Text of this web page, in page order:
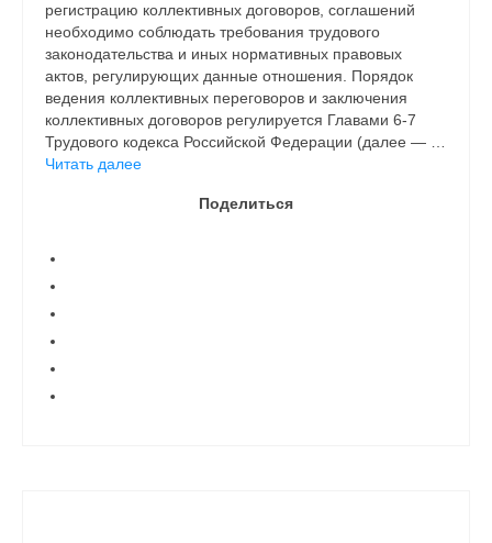
регистрацию коллективных договоров, соглашений
необходимо соблюдать требования трудового
законодательства и иных нормативных правовых
актов, регулирующих данные отношения. Порядок
ведения коллективных переговоров и заключения
коллективных договоров регулируется Главами 6-7
Трудового кодекса Российской Федерации (далее — …
Читать далее
Поделиться